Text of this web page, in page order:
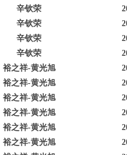
辛钦荣
辛钦荣
辛钦荣
辛钦荣
裕之祥-黄光旭
裕之祥-黄光旭
裕之祥-黄光旭
裕之祥-黄光旭
裕之祥-黄光旭
裕之祥-黄光旭